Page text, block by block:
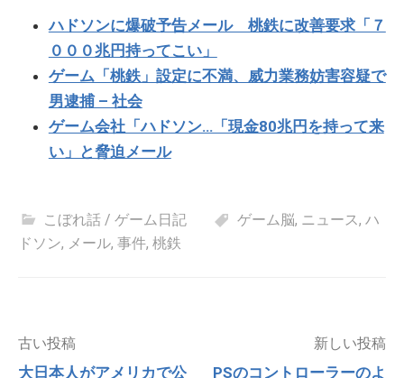
ハドソンに爆破予告メール 桃鉄に改善要求「７
０００兆円持ってこい」
ゲーム「桃鉄」設定に不満、威力業務妨害容疑で
男逮捕 – 社会
ゲーム会社「ハドソン…「現金80兆円を持って来
い」と脅迫メール
こぼれ話 / ゲーム日記 ゲーム脳, ニュース, ハ
ドソン, メール, 事件, 桃鉄
投
稿
古い投稿
大日本人がアメリカで公
新しい投稿
PSのコントローラーのよ